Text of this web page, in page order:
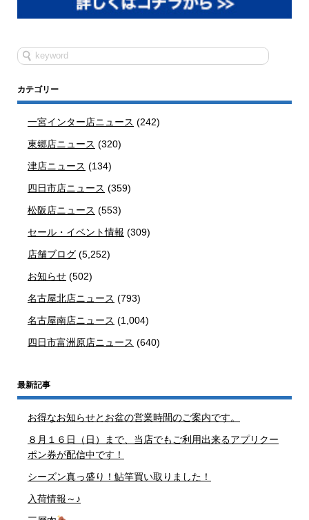
カテゴリー
一宮インター店ニュース (242)
東郷店ニュース (320)
津店ニュース (134)
四日市店ニュース (359)
松阪店ニュース (553)
セール・イベント情報 (309)
店舗ブログ (5,252)
お知らせ (502)
名古屋北店ニュース (793)
名古屋南店ニュース (1,004)
四日市富洲原店ニュース (640)
最新記事
お得なお知らせとお盆の営業時間のご案内です。
８月１６日（日）まで、当店でもご利用出来るアプリクー
ポン券が配信中です！
シーズン真っ盛り！鮎竿買い取りました！
入荷情報～♪